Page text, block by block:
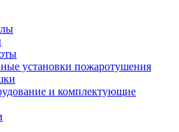
установки пожаротушения
и комплектующие